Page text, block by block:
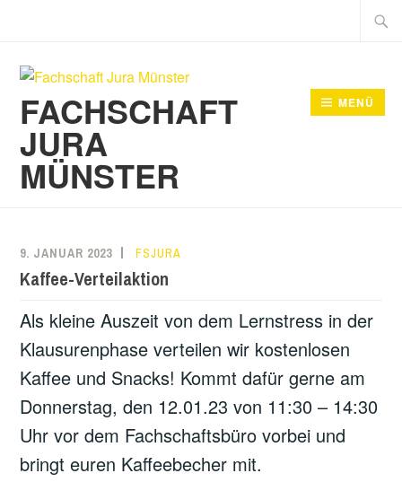
Suche
nach:
FACHSCHAFT
JURA
MÜNSTER
MENÜ
9. JANUAR 2023 FSJURA
Kaffee-Verteilaktion
Als kleine Auszeit von dem Lernstress in der
Klausurenphase verteilen wir kostenlosen
Kaffee und Snacks! Kommt dafür gerne am
Donnerstag, den 12.01.23 von 11:30 – 14:30
Uhr vor dem Fachschaftsbüro vorbei und
bringt euren Kaffeebecher mit.